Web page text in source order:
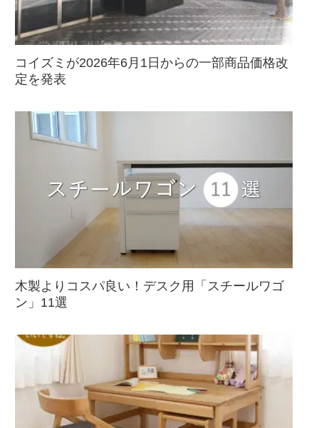
コイズミが2026年6月1日からの一部商品価格改
定を発表
木製よりコスパ良い！デスク用「スチールワゴ
ン」11選